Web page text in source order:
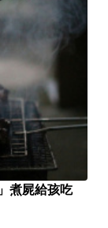
煮屍給孩吃